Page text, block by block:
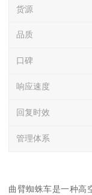
货源
品质
口碑
响应速度
回复时效
管理体系
曲臂蜘蛛车是一种高